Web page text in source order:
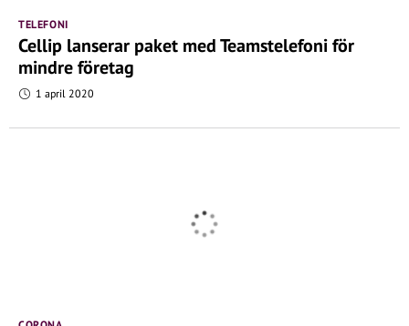
TELEFONI
Cellip lanserar paket med Teamstelefoni för
mindre företag
1 april 2020